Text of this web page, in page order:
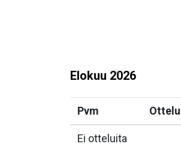
Elokuu 2026
Pvm Ottelu
Ei otteluita